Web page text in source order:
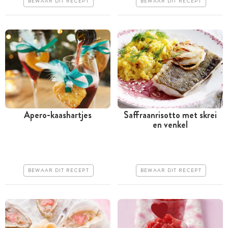
Apero-kaashartjes
BEWAAR DIT RECEPT
Tussen 30 minuten en 1
Saffraanrisotto met skrei
en venkel
BEWAAR DIT RECEPT